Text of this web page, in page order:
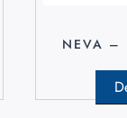
NEVA –